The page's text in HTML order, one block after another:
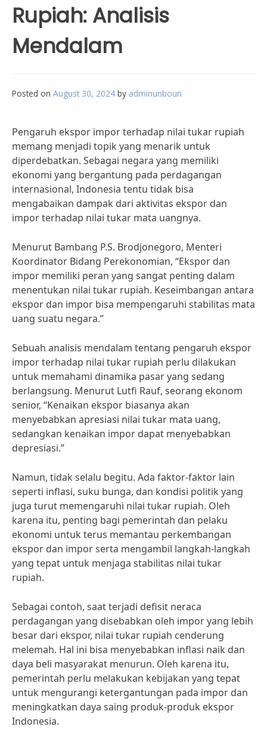
Rupiah: Analisis
Mendalam
Posted on August 30, 2024 by adminunboun
Pengaruh ekspor impor terhadap nilai tukar rupiah
memang menjadi topik yang menarik untuk
diperdebatkan. Sebagai negara yang memiliki
ekonomi yang bergantung pada perdagangan
internasional, Indonesia tentu tidak bisa
mengabaikan dampak dari aktivitas ekspor dan
impor terhadap nilai tukar mata uangnya.
Menurut Bambang P.S. Brodjonegoro, Menteri
Koordinator Bidang Perekonomian, “Ekspor dan
impor memiliki peran yang sangat penting dalam
menentukan nilai tukar rupiah. Keseimbangan antara
ekspor dan impor bisa mempengaruhi stabilitas mata
uang suatu negara.”
Sebuah analisis mendalam tentang pengaruh ekspor
impor terhadap nilai tukar rupiah perlu dilakukan
untuk memahami dinamika pasar yang sedang
berlangsung. Menurut Lutfi Rauf, seorang ekonom
senior, “Kenaikan ekspor biasanya akan
menyebabkan apresiasi nilai tukar mata uang,
sedangkan kenaikan impor dapat menyebabkan
depresiasi.”
Namun, tidak selalu begitu. Ada faktor-faktor lain
seperti inflasi, suku bunga, dan kondisi politik yang
juga turut memengaruhi nilai tukar rupiah. Oleh
karena itu, penting bagi pemerintah dan pelaku
ekonomi untuk terus memantau perkembangan
ekspor dan impor serta mengambil langkah-langkah
yang tepat untuk menjaga stabilitas nilai tukar
rupiah.
Sebagai contoh, saat terjadi defisit neraca
perdagangan yang disebabkan oleh impor yang lebih
besar dari ekspor, nilai tukar rupiah cenderung
melemah. Hal ini bisa menyebabkan inflasi naik dan
daya beli masyarakat menurun. Oleh karena itu,
pemerintah perlu melakukan kebijakan yang tepat
untuk mengurangi ketergantungan pada impor dan
meningkatkan daya saing produk-produk ekspor
Indonesia.